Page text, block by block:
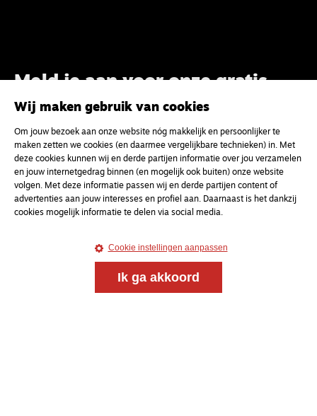
Meld je aan voor onze gratis
nieuwsbrief
uw e-mailadres
Wij maken gebruik van cookies
Om jouw bezoek aan onze website nóg makkelijk en persoonlijker te
maken zetten we cookies (en daarmee vergelijkbare technieken) in. Met
deze cookies kunnen wij en derde partijen informatie over jou verzamelen
en jouw internetgedrag binnen (en mogelijk ook buiten) onze website
volgen. Met deze informatie passen wij en derde partijen content of
advertenties aan jouw interesses en profiel aan. Daarnaast is het dankzij
cookies mogelijk informatie te delen via social media.
Cookie instellingen aanpassen
Ik ga akkoord